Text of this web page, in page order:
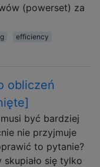
(powerset) za
efficiency
obliczeń
być bardziej
nie przyjmuje
to pytanie?
się tylko